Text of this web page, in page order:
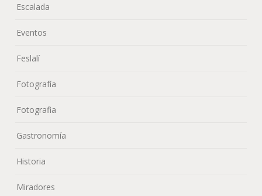
Escalada
Eventos
Feslalí
Fotografía
Fotografia
Gastronomía
Historia
Miradores